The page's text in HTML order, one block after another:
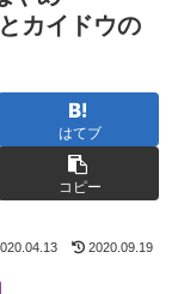
カイドウの
はてブ
コピー
2020.09.19